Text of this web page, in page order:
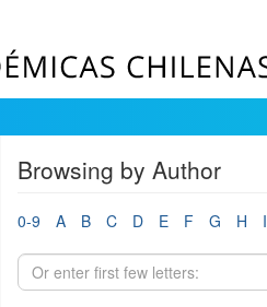
Browsing by Author
0-9 A B C D E F G H I